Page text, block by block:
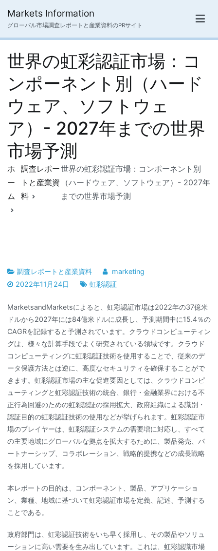
ス
Markets Information
グローバル市場調査レポートと産業資料のPRサイト
世界の虹彩認証市場：コ
ンポーネント別（ハード
ウェア、ソフトウェ
ア）- 2027年までの世界
市場予測
ホ
ー
ム
調査レポー
トと産業資
料
世界の虹彩認証市場：コンポーネント別
（ハードウェア、ソフトウェア）- 2027年
までの世界市場予測
調査レポートと産業資料
marketing
2022年11月24日
虹彩認証
MarketsandMarketsによると、虹彩認証市場は2022年の37億米
ドルから2027年には84億米ドルに成長し、予測期間中に15.4％の
CAGRを記録すると予測されています。クラウドコンピューティン
グは、様々な計算手段でよく研究されている領域です。クラウド
コンピューティングに虹彩認証技術を使用することで、従来のデ
ータ保護方法とは逆に、高度なセキュリティを確保することがで
きます。虹彩認証市場の主な促進要因としては、クラウドコンピ
ューティングと虹彩認証技術の統合、銀行・金融業界における不
正行為回避のための虹彩認証の採用拡大、政府組織による識別・
認証目的の虹彩認証技術の使用などが挙げられます。虹彩認証市
場のプレイヤーは、虹彩認証システムの需要増に対応し、すべて
の主要地域にグローバルな拠点を拡大するために、製品発売、パ
ートナーシップ、コラボレーション、戦略的提携などの成長戦略
を採用しています。
本レポートの目的は、コンポーネント、製品、アプリケーショ
ン、業種、地域に基づいて虹彩認証市場を定義、記述、予測する
ことである。
政府部門は、虹彩認証技術をいち早く採用し、その製品やソリュ
ーションに高い需要を生み出しています。これは、虹彩認識市場